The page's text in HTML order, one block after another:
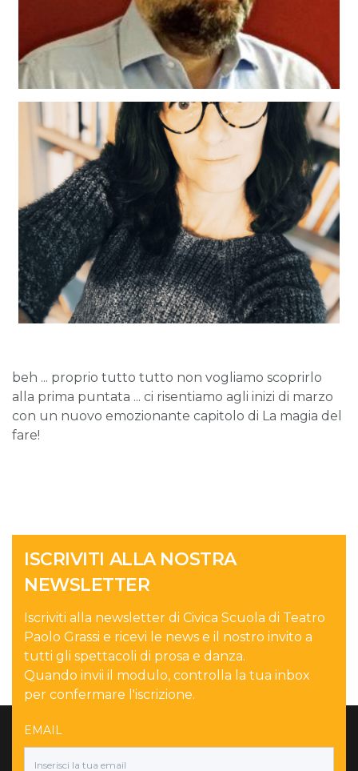
beh ... proprio tutto tutto non vogliamo scoprirlo
alla prima puntata ... ci risentiamo agli inizi di marzo
con un nuovo emozionante capitolo di La magia del
fare!
ISCRIVITI ALLA NOSTRA
NEWSLETTER
Iscriviti alla newsletter di Civica Scuola di Teatro
Paolo Grassi e ricevi le news e il nostro invito a
tutti gli spettacoli di prosa e danza.
Quando invii il modulo, controlla la tua inbox
per confermare l'iscrizione.
EMAIL